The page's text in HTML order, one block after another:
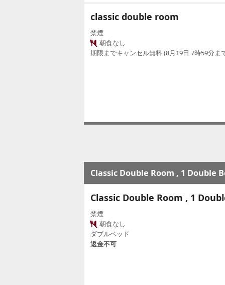
classic double room
禁煙
朝食なし
期限までキャンセル無料 (8月19日 7時59分ま
Classic Double Room , 1 Double
Classic Double Room , 1
禁煙
朝食なし
ダブルベッド
返金不可